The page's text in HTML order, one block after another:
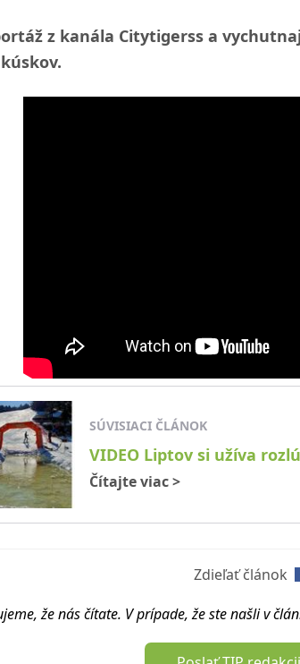
z kanála Citytigerss a
SÚVISIACI ČLÁNOK
VIDEO Liptov si užíva
Čítajte viac>
Zdieľať článok
že nás čítate. V prípade, že ste našli v